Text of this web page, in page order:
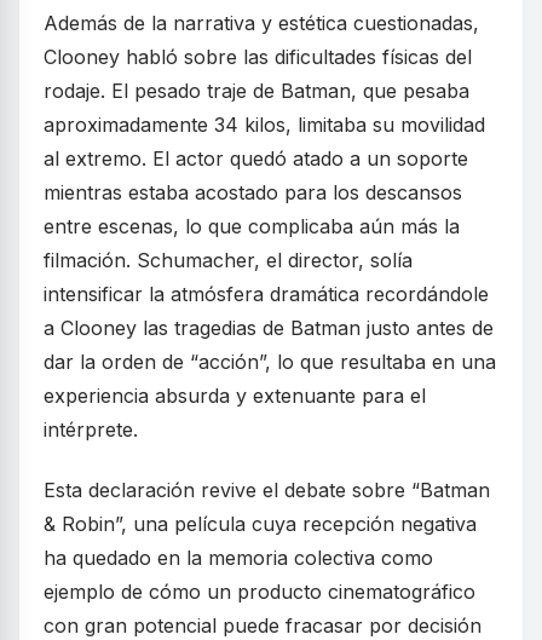
Además de la narrativa y estética cuestionadas,
Clooney habló sobre las dificultades físicas del
rodaje. El pesado traje de Batman, que pesaba
aproximadamente 34 kilos, limitaba su movilidad
al extremo. El actor quedó atado a un soporte
mientras estaba acostado para los descansos
entre escenas, lo que complicaba aún más la
filmación. Schumacher, el director, solía
intensificar la atmósfera dramática recordándole
a Clooney las tragedias de Batman justo antes de
dar la orden de “acción”, lo que resultaba en una
experiencia absurda y extenuante para el
intérprete.
Esta declaración revive el debate sobre “Batman
& Robin”, una película cuya recepción negativa
ha quedado en la memoria colectiva como
ejemplo de cómo un producto cinematográfico
con gran potencial puede fracasar por decisión